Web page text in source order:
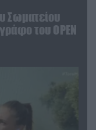
Σωματείου
του OPEN